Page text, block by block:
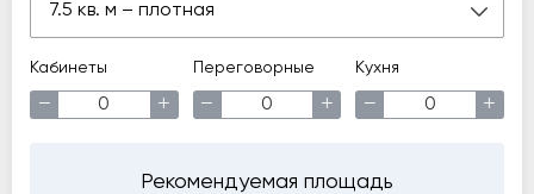
7.5 кв. м – плотная
Кабинеты
− +
Переговорные
− +
Кухня
− +
Рекомендуемая площадь